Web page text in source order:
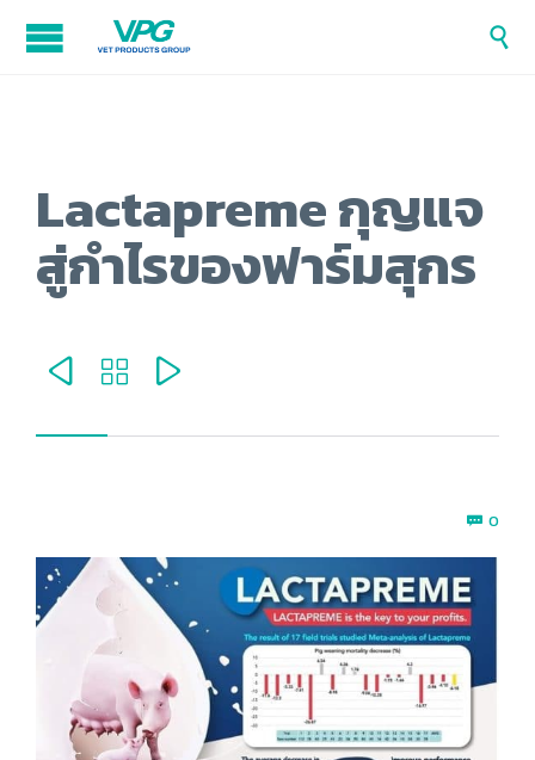

Lactapreme กุญแจ
สู่กำไรของฟาร์มสุกร
  
 0